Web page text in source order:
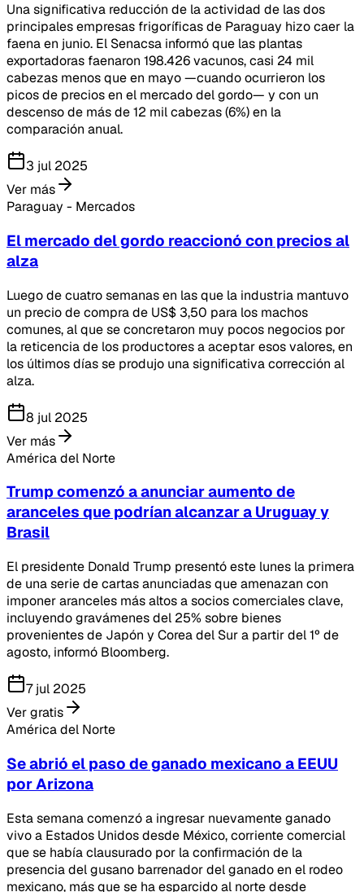
Una significativa reducción de la actividad de las dos
principales empresas frigoríficas de Paraguay hizo caer la
faena en junio. El Senacsa informó que las plantas
exportadoras faenaron 198.426 vacunos, casi 24 mil
cabezas menos que en mayo —cuando ocurrieron los
picos de precios en el mercado del gordo— y con un
descenso de más de 12 mil cabezas (6%) en la
comparación anual.
3 jul 2025
Ver más
Paraguay - Mercados
El mercado del gordo reaccionó con precios al
alza
Luego de cuatro semanas en las que la industria mantuvo
un precio de compra de US$ 3,50 para los machos
comunes, al que se concretaron muy pocos negocios por
la reticencia de los productores a aceptar esos valores, en
los últimos días se produjo una significativa corrección al
alza.
8 jul 2025
Ver más
América del Norte
Trump comenzó a anunciar aumento de
aranceles que podrían alcanzar a Uruguay y
Brasil
El presidente Donald Trump presentó este lunes la primera
de una serie de cartas anunciadas que amenazan con
imponer aranceles más altos a socios comerciales clave,
incluyendo gravámenes del 25% sobre bienes
provenientes de Japón y Corea del Sur a partir del 1º de
agosto, informó Bloomberg.
7 jul 2025
Ver gratis
América del Norte
Se abrió el paso de ganado mexicano a EEUU
por Arizona
Esta semana comenzó a ingresar nuevamente ganado
vivo a Estados Unidos desde México, corriente comercial
que se había clausurado por la confirmación de la
presencia del gusano barrenador del ganado en el rodeo
mexicano, más que se ha esparcido al norte desde